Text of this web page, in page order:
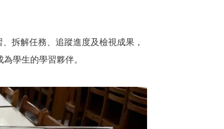
拆解任務、追蹤進度及檢視成果，
學生的學習夥伴。